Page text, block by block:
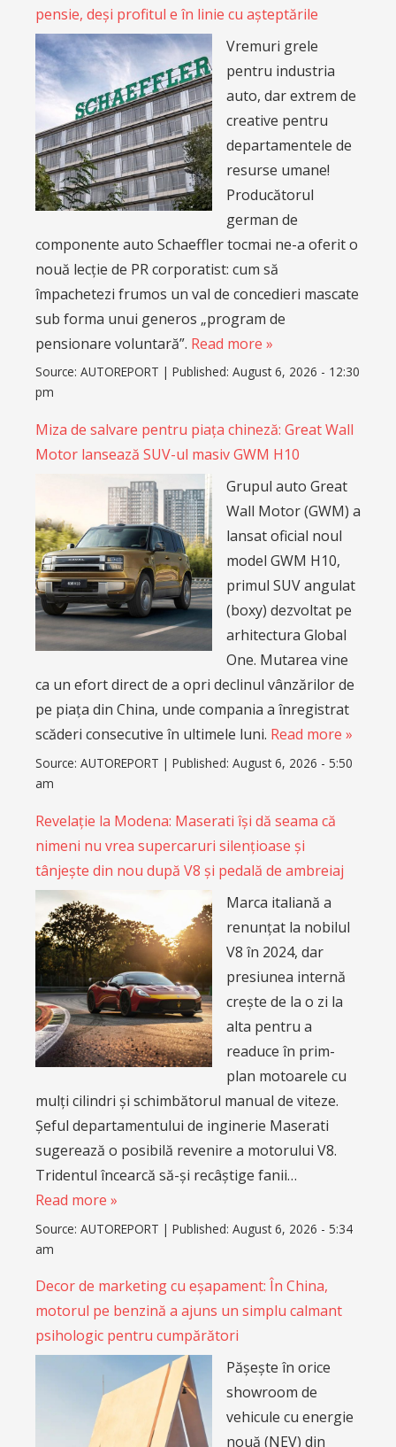
pensie, deși profitul e în linie cu așteptările
Vremuri grele
pentru industria
auto, dar extrem de
creative pentru
departamentele de
resurse umane!
Producătorul
german de
componente auto Schaeffler tocmai ne-a oferit o
nouă lecție de PR corporatist: cum să
împachetezi frumos un val de concedieri mascate
sub forma unui generos „program de
pensionare voluntară”. Read more »
Source: AUTOREPORT | Published: August 6, 2026 - 12:30
pm
Miza de salvare pentru piața chineză: Great Wall
Motor lansează SUV-ul masiv GWM H10
Grupul auto Great
Wall Motor (GWM) a
lansat oficial noul
model GWM H10,
primul SUV angulat
(boxy) dezvoltat pe
arhitectura Global
One. Mutarea vine
ca un efort direct de a opri declinul vânzărilor de
pe piața din China, unde compania a înregistrat
scăderi consecutive în ultimele luni. Read more »
Source: AUTOREPORT | Published: August 6, 2026 - 5:50
am
Revelație la Modena: Maserati își dă seama că
nimeni nu vrea supercaruri silențioase și
tânjește din nou după V8 și pedală de ambreiaj
Marca italiană a
renunțat la nobilul
V8 în 2024, dar
presiunea internă
crește de la o zi la
alta pentru a
readuce în prim-
plan motoarele cu
mulți cilindri și schimbătorul manual de viteze.
Șeful departamentului de inginerie Maserati
sugerează o posibilă revenire a motorului V8.
Tridentul încearcă să-și recâștige fanii…
Read more »
Source: AUTOREPORT | Published: August 6, 2026 - 5:34
am
Decor de marketing cu eșapament: În China,
motorul pe benzină a ajuns un simplu calmant
psihologic pentru cumpărători
Pășește în orice
showroom de
vehicule cu energie
nouă (NEV) din